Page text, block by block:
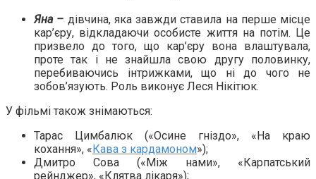
Яна – дівчина, яка завжди ставила на перше місце
кар’єру, відкладаючи особисте життя на потім. Це
призвело до того, що кар’єру вона влаштувала,
проте так і не знайшла свою другу половинку,
перебиваючись інтрижками, що ні до чого не
зобов’язують. Роль виконує Леся Нікітюк.
У фільмі також знімаються:
Тарас Цимбалюк («Осине гніздо», «На краю
кохання», « Кава з кардамоном»);
Дмитро Сова («Між нами», «Карпатський
рейнджер», «Клятва лікаря»);